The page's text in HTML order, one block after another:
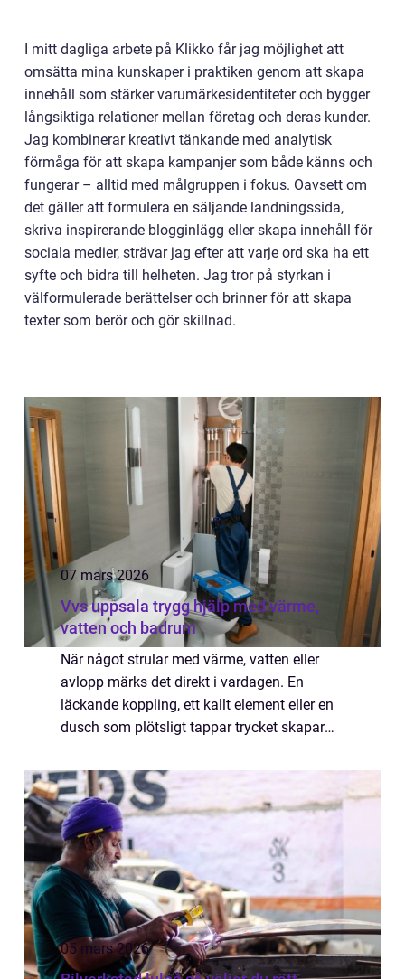
I mitt dagliga arbete på Klikko får jag möjlighet att
omsätta mina kunskaper i praktiken genom att skapa
innehåll som stärker varumärkesidentiteter och bygger
långsiktiga relationer mellan företag och deras kunder.
Jag kombinerar kreativt tänkande med analytisk
förmåga för att skapa kampanjer som både känns och
fungerar – alltid med målgruppen i fokus. Oavsett om
det gäller att formulera en säljande landningssida,
skriva inspirerande blogginlägg eller skapa innehåll för
sociala medier, strävar jag efter att varje ord ska ha ett
syfte och bidra till helheten. Jag tror på styrkan i
välformulerade berättelser och brinner för att skapa
texter som berör och gör skillnad.
07 mars 2026
Vvs uppsala trygg hjälp med värme,
vatten och badrum
När något strular med värme, vatten eller
avlopp märks det direkt i vardagen. En
läckande koppling, ett kallt element eller en
dusch som plötsligt tappar trycket skapar
söker VVS Uppsala handlar valet av h...
05 mars 2026